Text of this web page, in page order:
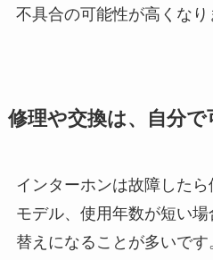
不具合の可能性が高くなり
修理や交換は、自分で
インターホンは故障した
モデル、使用年数が短い
替えになることが多いで